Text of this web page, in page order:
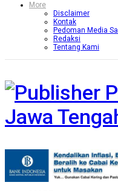
More
Disclaimer
Kontak
Pedoman Media
Redaksi
Tentang Kami
Jawa